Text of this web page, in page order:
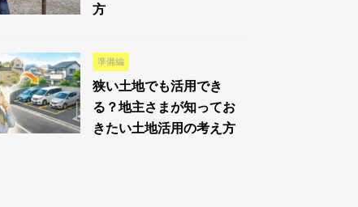
方
準備編
狭い土地でも活用でき
る？地主さまが知ってお
きたい土地活用の考え方